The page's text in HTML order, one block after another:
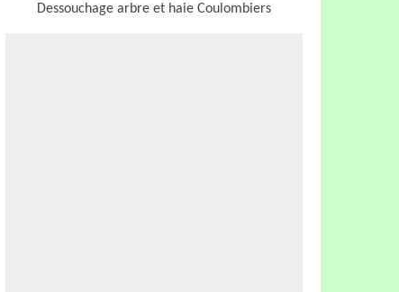
Dessouchage arbre et haie Coulombiers